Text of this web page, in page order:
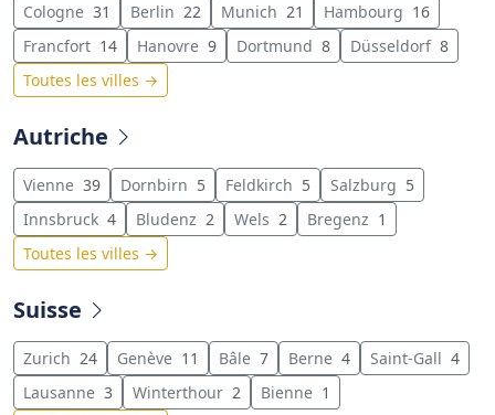
Cologne 31 Berlin 22 Munich 21 Hambourg 16
Francfort 14 Hanovre 9 Dortmund 8 Düsseldorf 8
Toutes les villes →
Autriche
Vienne 39 Dornbirn 5 Feldkirch 5 Salzburg 5
Innsbruck 4 Bludenz 2 Wels 2 Bregenz 1
Toutes les villes →
Suisse
Zurich 24 Genève 11 Bâle 7 Berne 4 Saint-Gall 4
Lausanne 3 Winterthour 2 Bienne 1